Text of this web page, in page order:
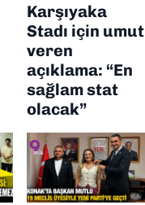
Karşıyaka
Stadı için umut
veren
açıklama: “En
sağlam stat
olacak”